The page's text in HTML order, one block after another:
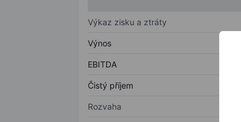
Výkaz zisku a ztráty
Výnos
EBITDA
Čistý příjem
Rozvaha